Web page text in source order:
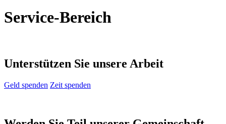
Service-Bereich
Unterstützen Sie unsere Arbeit
Geld spenden Zeit spenden